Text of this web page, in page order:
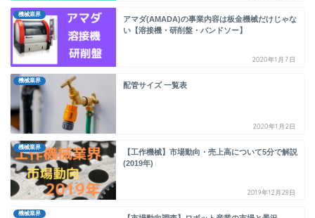
機械業界
アマダ(AMADA)の事業内容は板金機械だけじゃな
い【溶接機・研削盤・バンドソー】
2020年1月7日
機械業界
配管サイズ 一覧表
2020年1月2日
機械業界
【工作機械】市場動向・売上高について5分で解説
(2019年)
2019年12月28日
機械業界